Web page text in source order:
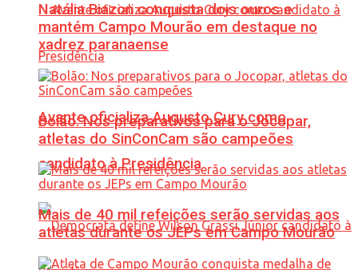
Avante oficializa Augusto Cury como
candidato à Presidência
Natália Biazon conquista dois ouros e
mantém Campo Mourão em destaque no
xadrez paranaense
Bolão: Nos preparativos para o Jocopar,
atletas do SinConCam são campeões
Mais de 40 mil refeições serão servidas aos
atletas durante os JEPs em Campo Mourão